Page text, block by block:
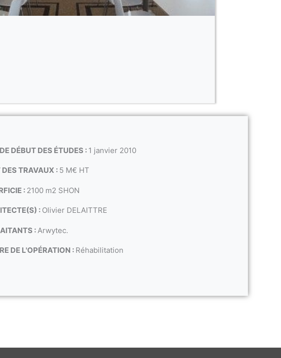
DÉBUT DES ÉTUDES : 1 janvier 2010
TRAVAUX : 5 M€ HT
: 2100 m2 SHON
: Olivier DELAITTRE
:Arwytec.
DE L'OPÉRATION : Réhabilitation